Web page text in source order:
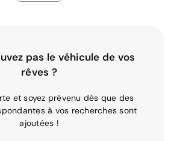
pas le véhicule de vos
rêves ?
et soyez prévenu dès que des
à vos recherches sont
ajoutées !